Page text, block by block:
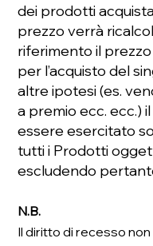
dei prodotti
prezzo verrà
riferimento il
per l’acquisto del
altre ipotesi (es.
a premio ecc. ecc.)
essere esercitato
tutti i Prodotti
escludendo
N.B.
Il diritto di recesso